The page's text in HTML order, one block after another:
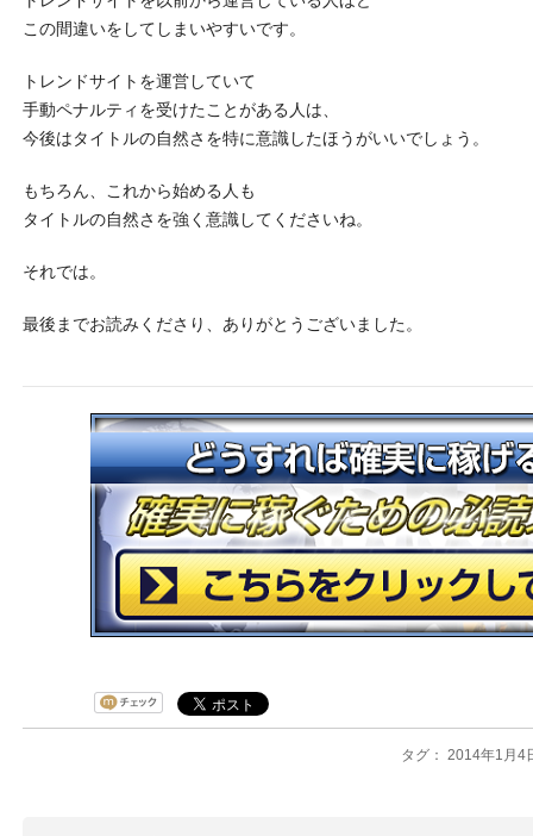
この間違いをしてしまいやすいです。
トレンドサイトを運営していて
手動ペナルティを受けたことがある人は、
今後はタイトルの自然さを特に意識したほうがいいでしょう。
もちろん、これから始める人も
タイトルの自然さを強く意識してくださいね。
それでは。
最後までお読みくださり、ありがとうございました。
タグ： 2014年1月4